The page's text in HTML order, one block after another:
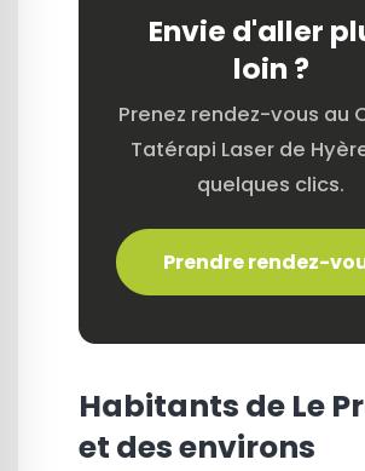
Envie d'aller
loin ?
Prenez rendez-vous au
Tatérapi Laser de
quelques clics.
Prendre rendez-
Habitants de Le
et des environs